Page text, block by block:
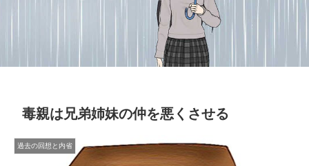
毒親は兄弟姉妹の仲を悪くさせる
過去の回想と内省